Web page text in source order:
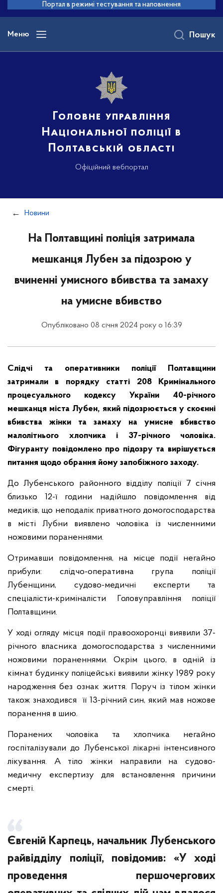
основного
вмісту
Портал в режимі тестування та наповнення
Меню
Головне управління
Національної поліції в
Полтавській області
Офіційний вебпортал
Пошук
Новини
На Полтавщині поліція затримала
мешканця Лубен за підозрою у
вчиненні умисного вбивства та замаху
на умисне вбивство
Опубліковано 08 січня 2024 року о 16:39
Слідчі та оперативники поліції Полтавщини
затримали в порядку статті 208 Кримінального
процесуального кодексу України 40-річного
мешканця міста Лубен, який підозрюється у скоєнні
вбивства жінки та замаху на умисне вбивство
малолітнього хлопчика і 37-річного чоловіка.
Фігуранту повідомлено про підозру та вирішується
питання щодо обрання йому запобіжного заходу.
До Лубенського районного відділу поліції 7 січня
близько 12-ї години надійшло повідомлення від
медиків, що неподалік приватного домогосподарства
в місті Лубни виявлено чоловіка із численними
ножовими пораненнями.
Отримавши повідомлення, на місце події негайно
прибули: слідчо-оперативна група поліції
Лубенщини, судово-медичні експерти та
спеціалісти-криміналісти Головуправління поліції
Полтавщини.
У ході огляду місця події правоохоронці виявили 37-
річного власника домогосподарства з численними
ножовими пораненнями. Окрім цього, в одній із
кімнат будинку поліцейські виявили жінку 1989 року
народження без ознак життя. Поруч із тілом жінки
також знаходився її 13-річний син, який мав ножове
поранення в шию.
Поранених чоловіка та хлопчика негайно
госпіталізували до Лубенської лікарні інтенсивного
лікування. А тіло жінки направили на судово-
медичну експертизу для встановлення причини
смерті.
Євгеній Карпець, начальник Лубенського
райвідділу поліції, повідомив: «У ході
проведення першочергових